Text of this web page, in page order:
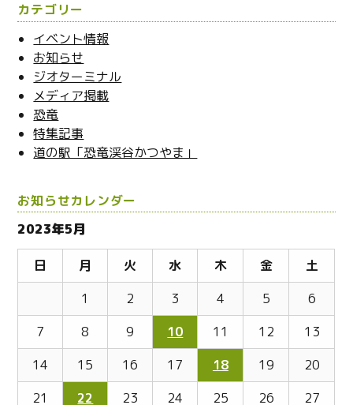
イ
ブ
カテゴリー
イベント情報
お知らせ
ジオターミナル
メディア掲載
恐竜
特集記事
道の駅「恐竜渓谷かつやま」
お知らせカレンダー
2023年5月
日 月 火 水 木 金
土
1
2 3 4 5
6
7
8 9 10 11 12
13
14
15 16 17 18 19
20
21
22 23 24 25 26 27